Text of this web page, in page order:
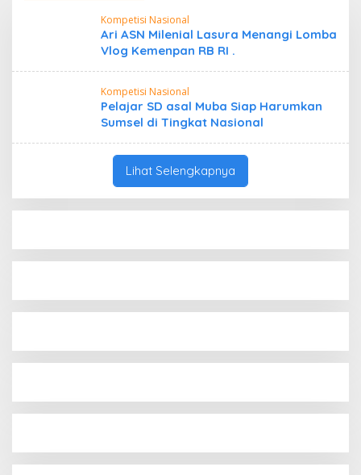
Kompetisi Nasional
Ari ASN Milenial Lasura Menangi Lomba
Vlog Kemenpan RB RI .
Kompetisi Nasional
Pelajar SD asal Muba Siap Harumkan
Sumsel di Tingkat Nasional
Lihat Selengkapnya